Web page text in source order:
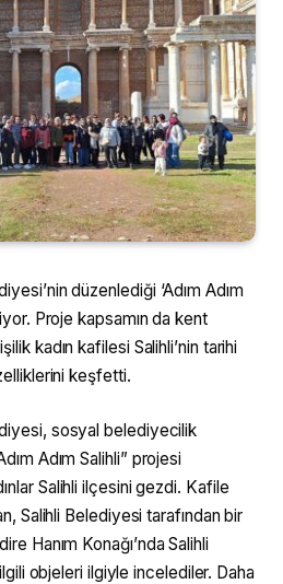
düzenlediği ‘Adım Adım
Proje kapsamın da kent
kadın kafilesi Salihli’nin tarihi
keşfetti.
sosyal belediyecilik
Adım Salihli” projesi
Salihli ilçesini gezdi. Kafile
Salihli Belediyesi tarafından bir
Hanım Konağı’nda Salihli
objeleri ilgiyle incelediler. Daha